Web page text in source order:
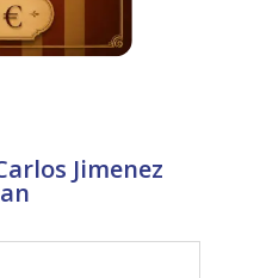
Jimenez